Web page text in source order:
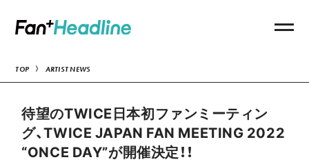
TOP ARTIST NEWS
待望のTWICE日本初ファンミーティン
グ、TWICE JAPAN FAN MEETING 2022
“ONCE DAY”が開催決定！！